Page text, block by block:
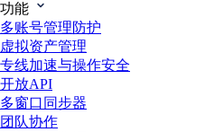
功能
多账号管理防护
虚拟资产管理
专线加速与操作安全
开放API
多窗口同步器
团队协作